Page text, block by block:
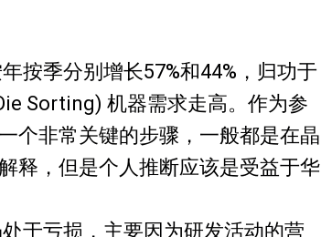
按季分别增长57%和44%，归功于
Sorting) 机器需求走高。作为参
个非常关键的步骤，一般都是在晶
释，但是个人推断应该是受益于华
于亏损，主要因为研发活动的营